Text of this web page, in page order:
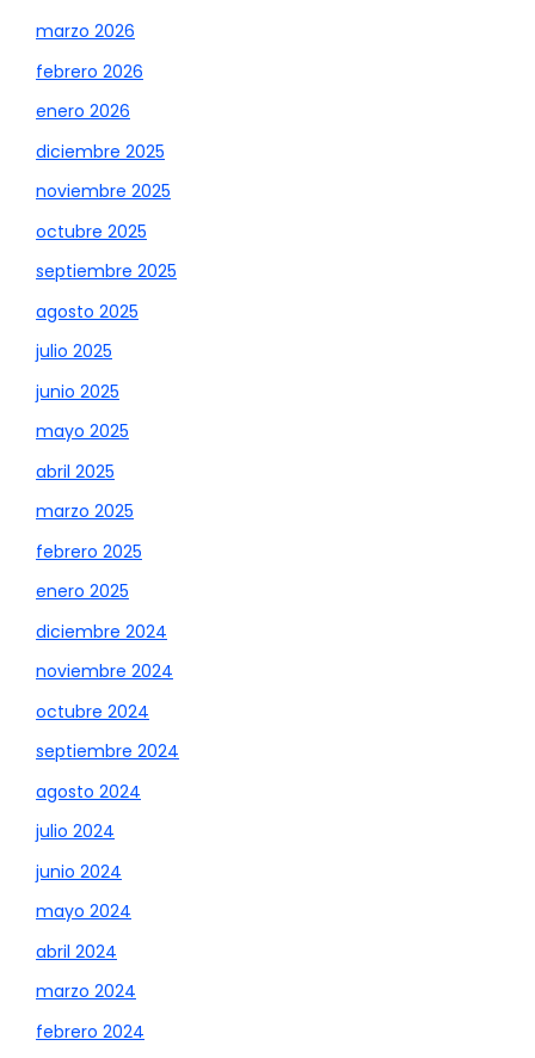
marzo 2026
febrero 2026
enero 2026
diciembre 2025
noviembre 2025
octubre 2025
septiembre 2025
agosto 2025
julio 2025
junio 2025
mayo 2025
abril 2025
marzo 2025
febrero 2025
enero 2025
diciembre 2024
noviembre 2024
octubre 2024
septiembre 2024
agosto 2024
julio 2024
junio 2024
mayo 2024
abril 2024
marzo 2024
febrero 2024